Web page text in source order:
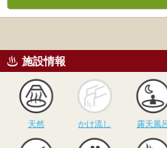
施設情報
天然
かけ流し
かけ流し 露天風